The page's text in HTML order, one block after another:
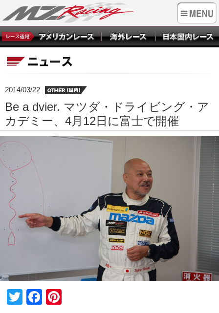
2014/03/22
Be a dvier. マツダ・ドライビング・ア
カデミー、4月12日に富士で開催
TwitterFacebook